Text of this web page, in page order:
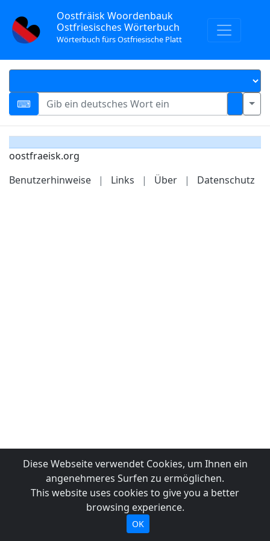
Oostfräisk Woordenbauk
Ostfriesisches Wörterbuch
Wörterbuch fürs Ostfriesische Platt
oostfraeisk.org
Benutzerhinweise
| Links | Über | Datenschutz
Diese Webseite verwendet Cookies, um Ihnen ein
angenehmeres Surfen zu ermöglichen.
This website uses cookies to give you a better
browsing experience.
OK